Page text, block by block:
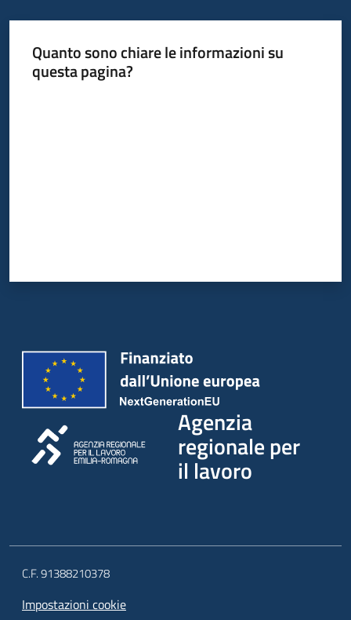
Quanto sono chiare le informazioni su
questa pagina?
Agenzia
regionale per
il lavoro
C.F. 91388210378
Impostazioni cookie